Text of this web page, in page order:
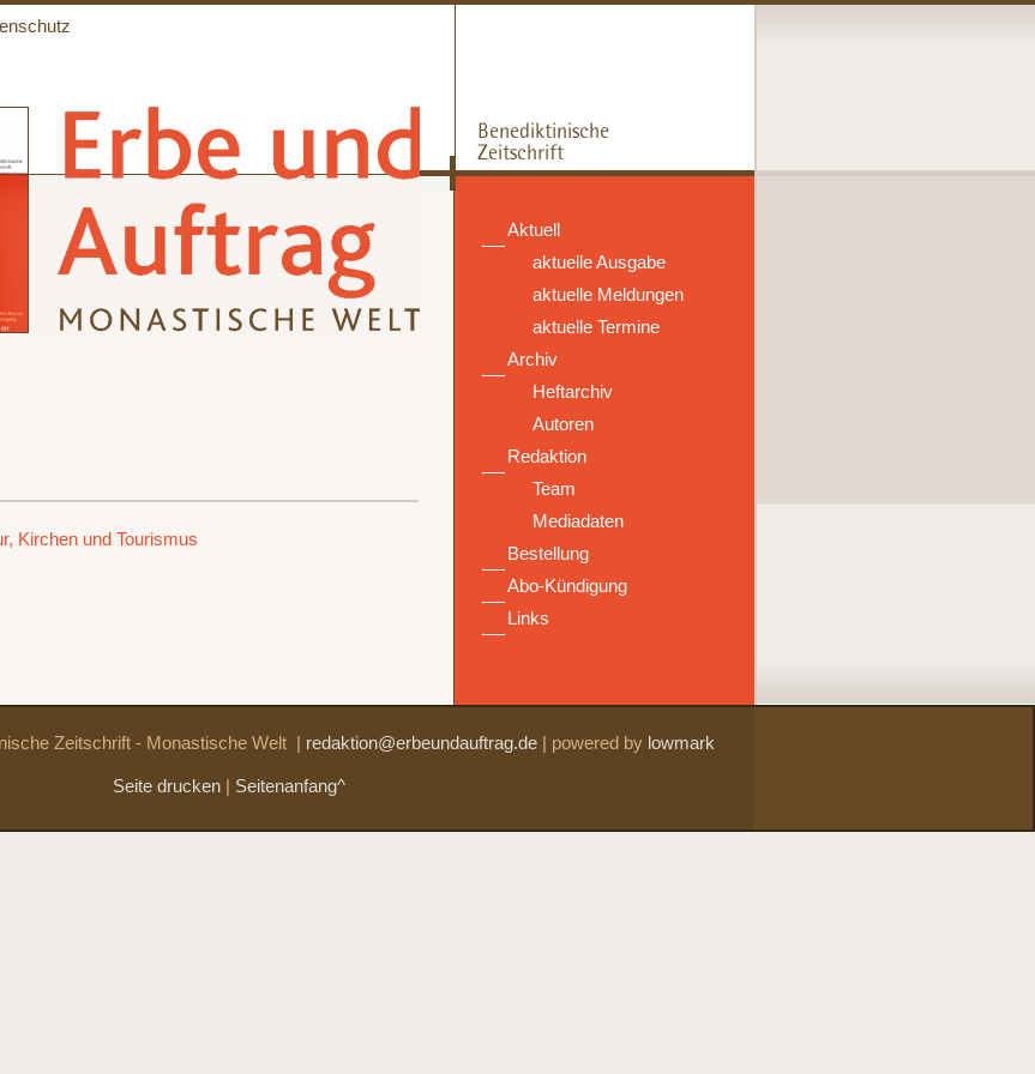
Aktuell
aktuelle Ausgabe
aktuelle Meldungen
aktuelle Termine
Archiv
Heftarchiv
Autoren
Redaktion
Team
Mediadaten
Bestellung
Abo-Kündigung
Links
Kirchen und Tourismus
Zeitschrift - Monastische Welt redaktion@erbeundauftrag.de| powered by lowmark
Seite drucken Seitenanfang^